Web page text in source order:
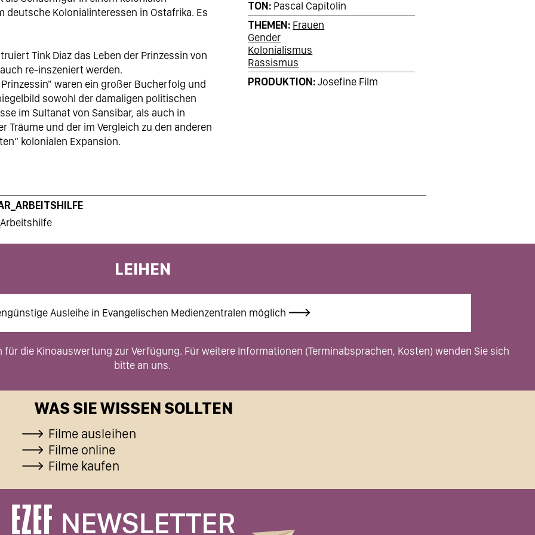
deutsche Kolonialinteressen in Ostafrika. Es
Tink Diaz das Leben der Prinzessin von
re-inszeniert werden.
waren ein großer Bucherfolg und
sowohl der damaligen politischen
im Sultanat von Sansibar, als auch in
Träume und der im Vergleich zu den anderen
kolonialen Expansion.
TON Pascal Capitolin
THEMEN Frauen
Gender
Kolonialismus
Rassismus
PRODUKTION Josefine Film
LEIHEN
Ausleihe in Evangelischen Medienzentralen möglich
die Kinoauswertung zur Verfügung. Für weitere Informationen (Terminabsprachen, Kosten) wenden Sie sich
bitte an uns.
WAS SIE WISSEN SOLLTEN
Filme ausleihen
Filme online
Filme kaufen